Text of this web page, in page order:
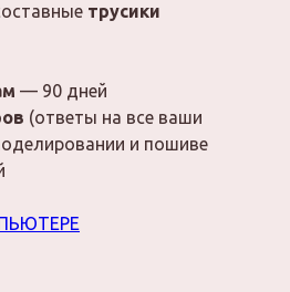
трусики
— 90 дней
(ответы на все ваши
и пошиве